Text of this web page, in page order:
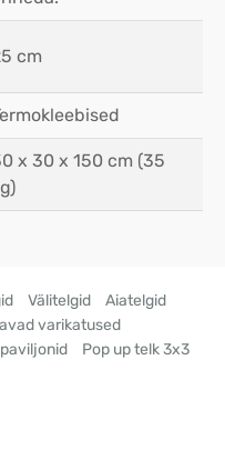
cm
x 30 x 150 cm (35
Välitelgid
Aiatelgid
varikatused
Pop up telk 3x3